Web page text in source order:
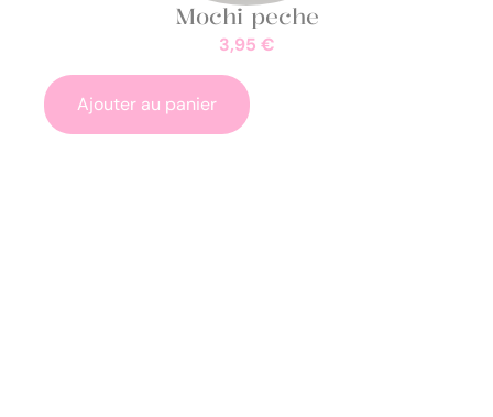
Mochi peche
3,95 €
Ajouter au panier